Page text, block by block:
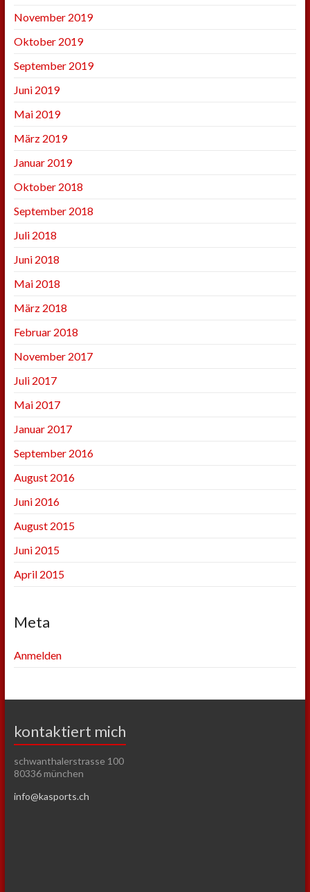
November 2019
Oktober 2019
September 2019
Juni 2019
Mai 2019
März 2019
Januar 2019
Oktober 2018
September 2018
Juli 2018
Juni 2018
Mai 2018
März 2018
Februar 2018
November 2017
Juli 2017
Mai 2017
Januar 2017
September 2016
August 2016
Juni 2016
August 2015
Juni 2015
April 2015
Meta
Anmelden
kontaktiert mich
schwanthalerstrasse 100
80336 münchen
info@kasports.ch